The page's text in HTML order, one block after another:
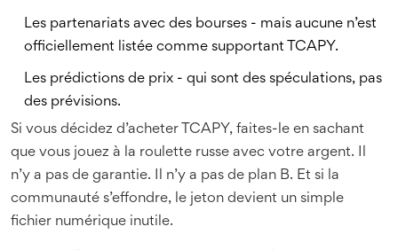
Les partenariats avec des bourses - mais aucune n’est
officiellement listée comme supportant TCAPY.
Les prédictions de prix - qui sont des spéculations, pas
des prévisions.
Si vous décidez d’acheter TCAPY, faites-le en sachant
que vous jouez à la roulette russe avec votre argent. Il
n’y a pas de garantie. Il n’y a pas de plan B. Et si la
communauté s’effondre, le jeton devient un simple
fichier numérique inutile.